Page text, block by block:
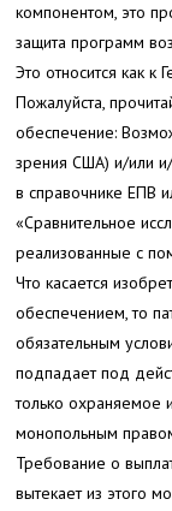
компонентом, это
защита программ
Это относится как к
Пожалуйста,
обеспечение:
зрения США) и/или
в справочнике ЕПВ
«Сравнительное
реализованные с
Что касается
обеспечением, то
обязательным
подпадает под
только охраняемое
монопольным
Требование о
вытекает из этого